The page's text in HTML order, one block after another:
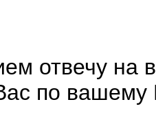
отвечу на
по вашему